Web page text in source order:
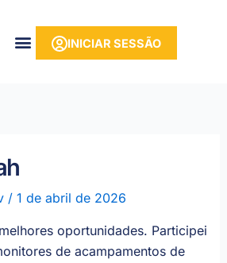
INICIAR SESSÃO
/ 1 de abril de 2026
oportunidades. Participei
de acampamentos de